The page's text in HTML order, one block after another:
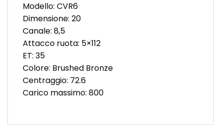
Modello: CVR6
Dimensione: 20
Canale: 8,5
Attacco ruota: 5×112
ET: 35
Colore: Brushed Bronze
Centraggio: 72.6
Carico massimo: 800